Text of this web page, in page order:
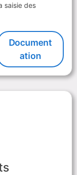
saisie des
Document
ation